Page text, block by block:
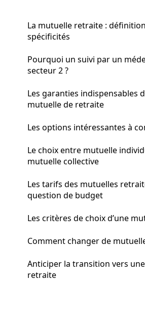
La mutuelle retraite :
spécificités
Pourquoi un suivi par un
secteur 2 ?
Les garanties indispensables
mutuelle de retraite
Les options intéressantes à
Le choix entre mutuelle
mutuelle collective
Les tarifs des mutuelles
question de budget
Les critères de choix d’une
Comment changer de
Anticiper la transition vers
retraite